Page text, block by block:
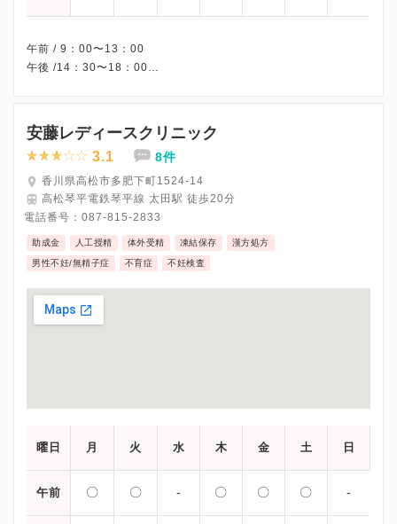
午前 / 9：00〜13：00
午後 /14：30〜18：00
安藤レディースクリニック
3.1 8件
香川県高松市多肥下町1524-14
高松琴平電鉄琴平線 太田駅 徒歩20分
電話番号： 087-815-2833
助成金 人工授精 体外受精 凍結保存 漢方処方
男性不妊/無精子症 不育症 不妊検査
曜日 月 火 水 木 金 土 日
午前 〇 〇 - 〇 〇 〇 -